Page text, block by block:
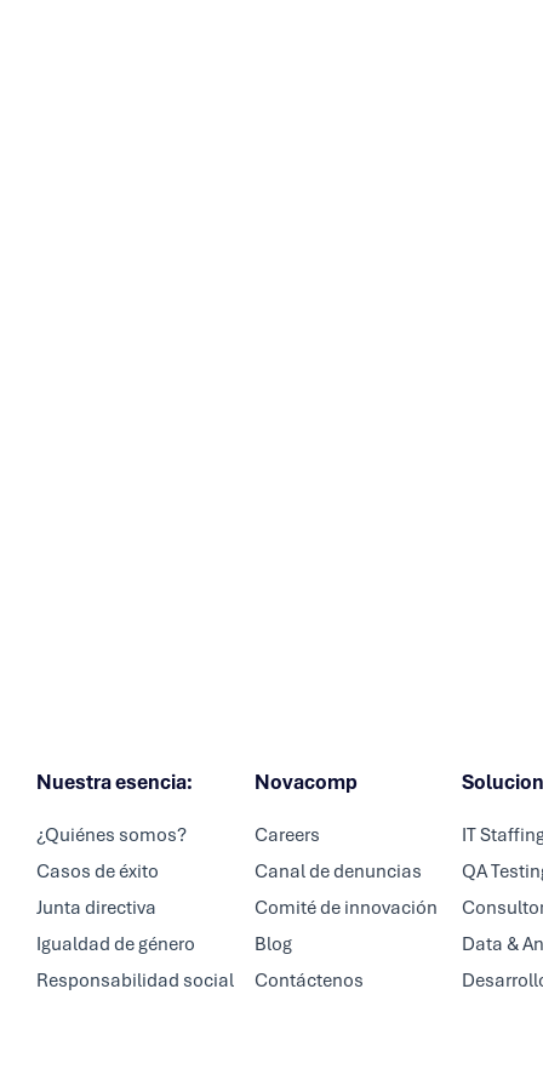
Nuestra esencia:
¿Quiénes somos?
Casos de éxito
Junta directiva
Igualdad de género
Responsabilidad social
Novacomp
Careers
Canal de denuncias
Comité de innovación
Blog
Contáctenos
IT
QA
Data &